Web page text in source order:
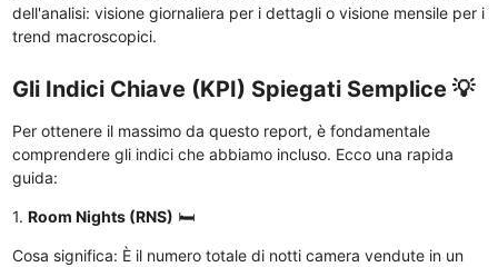
dell'analisi: visione giornaliera per i dettagli o visione mensile per i
trend macroscopici.
Gli Indici Chiave (KPI) Spiegati Semplice 💡
Per ottenere il massimo da questo report, è fondamentale
comprendere gli indici che abbiamo incluso. Ecco una rapida
guida:
1. Room Nights (RNS) 🛏️
Cosa significa: È il numero totale di notti camera vendute in un